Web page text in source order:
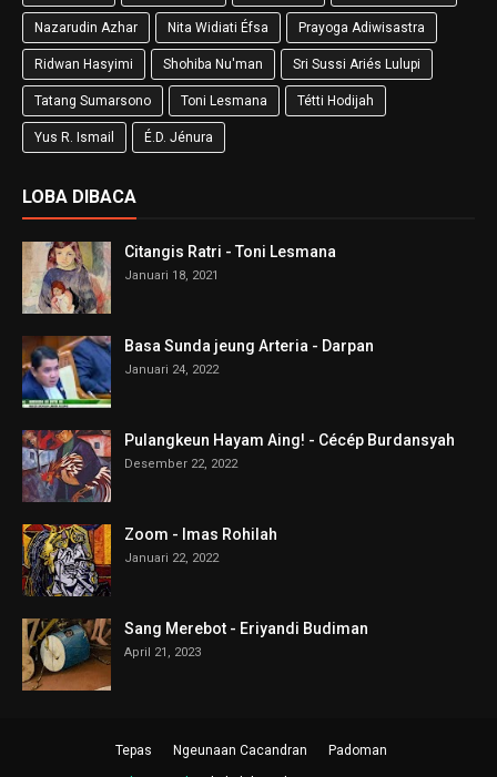
Nazarudin Azhar Nita Widiati Éfsa Prayoga Adiwisastra
Ridwan Hasyimi Shohiba Nu'man Sri Sussi Ariés Lulupi
Tatang Sumarsono Toni Lesmana Tétti Hodijah
Yus R. Ismail É.D. Jénura
LOBA DIBACA
Citangis Ratri - Toni Lesmana
Januari 18, 2021
Basa Sunda jeung Arteria - Darpan
Januari 24, 2022
Pulangkeun Hayam Aing! - Cécép Burdansyah
Desember 22, 2022
Zoom - Imas Rohilah
Januari 22, 2022
Sang Merebot - Eriyandi Budiman
April 21, 2023
Tepas Ngeunaan Cacandran Padoman